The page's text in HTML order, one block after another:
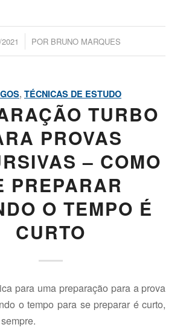
POR BRUNO MARQUES
, TÉCNICAS DE ESTUDO
TURBO
PROVAS
– COMO
PREPARAR
O TEMPO É
CURTO
para uma preparação para a prova
o tempo para se preparar é curto,